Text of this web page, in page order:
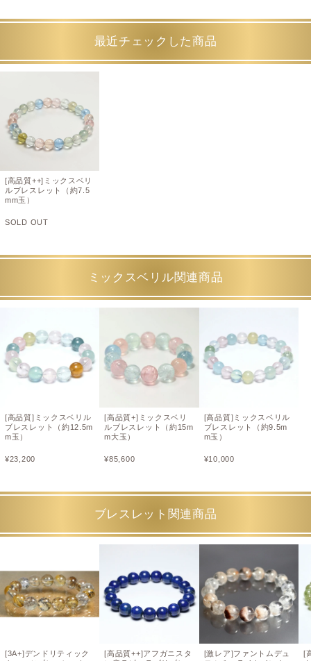
最近チェックした商品
[高品質++]ミックスベリ
ルブレスレット（約7.5
mm玉）
SOLD OUT
ミックスベリル関連商品
[高品質]ミックスベリル
ブレスレット（約12.5m
m玉）
¥23,200
[高品質+]ミックスベリ
ルブレスレット（約15m
m大玉）
¥85,600
[高品質]ミックスベリル
ブレスレット（約9.5m
m玉）
¥10,000
ブレスレット関連商品
[3A+]デンドリティック
[高品質++]アフガニスタ
[激レア]ファントムデュ
[